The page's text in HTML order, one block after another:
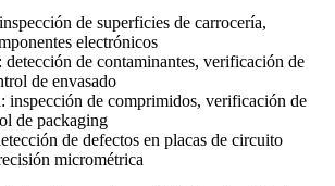
de superficies de carrocería,
electrónicos
: detección de contaminantes, verificación de
de envasado
: inspección de comprimidos, verificación de
de packaging
de defectos en placas de circuito
micrométrica